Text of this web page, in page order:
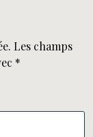
Les champs
*